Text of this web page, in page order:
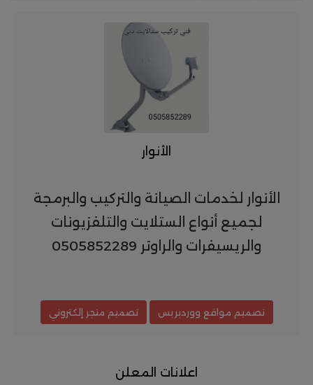
الأنوار
الأنوار لخدمات الصيانة والتركيب والبرمجة
لجميع أنواع الستلايت والتلفزيونات
والريسيفرات والراوتر 0505852289
تصميم مواقع ووردبريس تصميم متجر إلكتروني
اعلانات المعلن